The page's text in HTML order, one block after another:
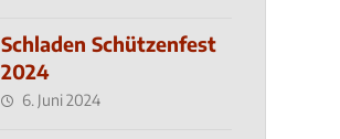
Schladen Schützenfest
2024
6. Juni 2024